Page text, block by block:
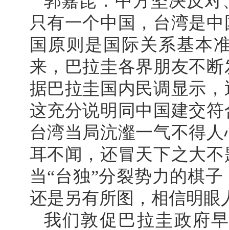
只有一个中国，台湾是
国原则是国际关系基本
来，巴拉圭各界朋友不
据巴拉圭国内民调显示
这充分说明同中国建交
台湾当局沆瀣一气不得
耳不闻，还冒天下之大
当“台独”分裂势力的棋
还是另有所图，相信明眼
我们敦促巴拉圭政府